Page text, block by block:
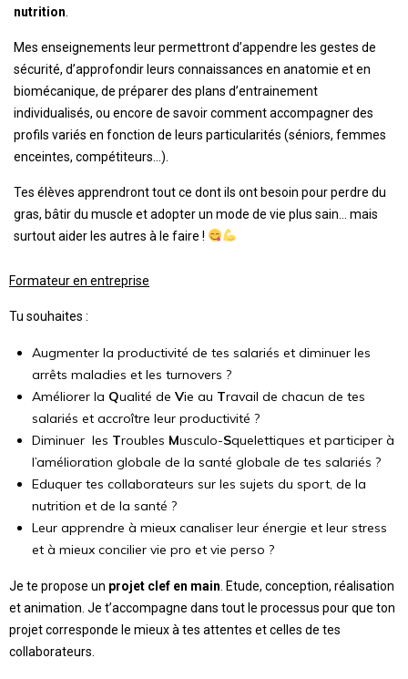
nutrition
Mes enseignements leur permettront d’appendre les gestes de
sécurité, d’approfondir leurs connaissances en anatomie et en
biomécanique, de préparer des plans d’entrainement
individualisés, ou encore de savoir comment accompagner des
profils variés en fonction de leurs particularités (séniors, femmes
enceintes, compétiteurs…).
Tes élèves apprendront tout ce dont ils ont besoin pour perdre du
gras, bâtir du muscle et adopter un mode de vie plus sain… mais
surtout aider les autres à le faire !
Formateur en entreprise
Tu souhaites :
Augmenter la productivité de tes salariés et diminuer les
arrêts maladies et les turnovers ?
Améliorer la Qualité de Vie au Travail de chacun de tes
salariés et accroître leur productivité ?
Diminuer les Troubles Musculo-Squelettiques et participer à
l’amélioration globale de la santé globale de tes salariés ?
Eduquer tes collaborateurs sur les sujets du sport, de la
nutrition et de la santé ?
Leur apprendre à mieux canaliser leur énergie et leur stress
et à mieux concilier vie pro et vie perso ?
Je te propose un projet clef en main . Etude, conception, réalisation
et animation. Je t’accompagne dans tout le processus pour que ton
projet corresponde le mieux à tes attentes et celles de tes
collaborateurs.